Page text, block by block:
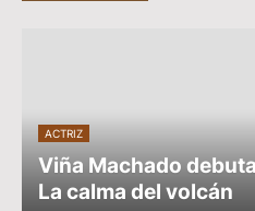
ACTRIZ
Viña Machado
La calma del volcán